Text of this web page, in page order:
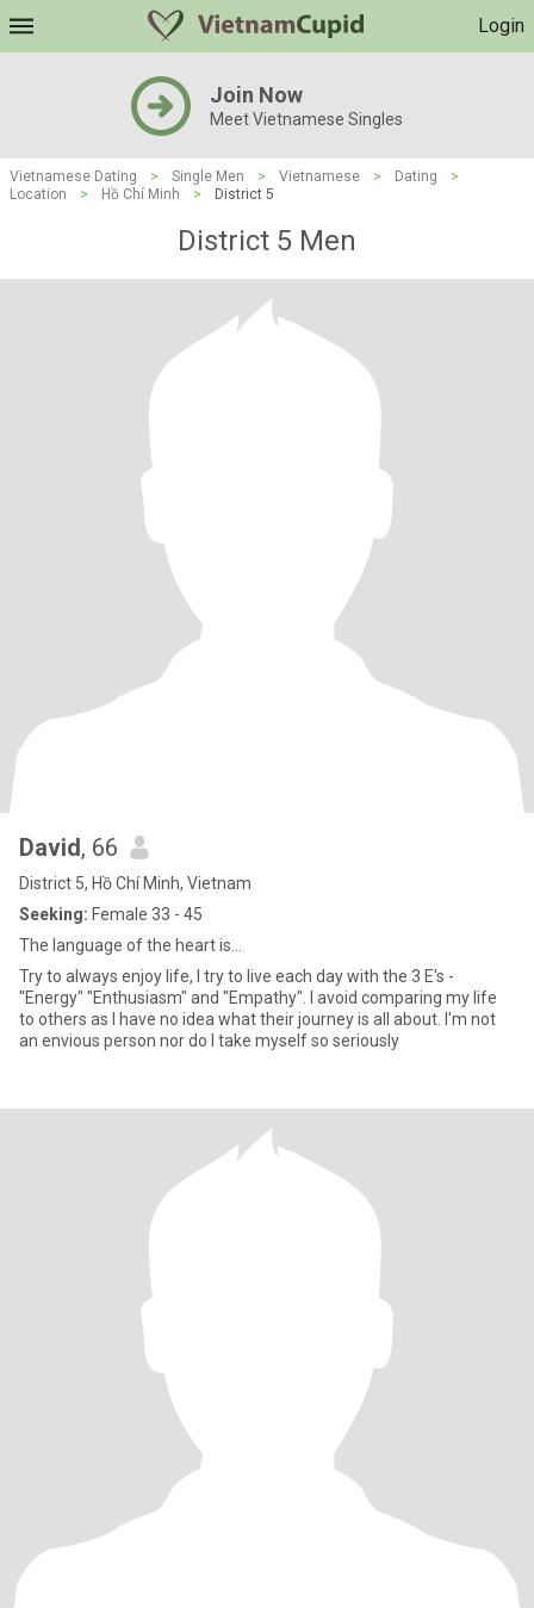
Login
Join Now
Meet Vietnamese Singles
Vietnamese Dating > Single Men > Vietnamese > Dating
>
Location
> Hồ Chí Minh > District 5
District 5 Men
David, 66
District 5, Hồ Chí Minh, Vietnam
Seeking: Female 33 - 45
The language of the heart is...
Try to always enjoy life, I try to live each day with the 3 E's -
"Energy" "Enthusiasm" and "Empathy". I avoid comparing my life
to others as I have no idea what their journey is all about. I'm not
an envious person nor do I take myself so seriously